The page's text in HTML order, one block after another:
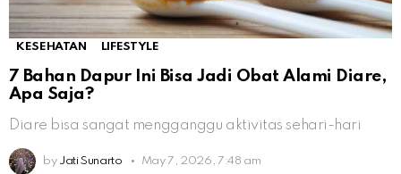
KESEHATAN LIFESTYLE
7 Bahan Dapur Ini Bisa Jadi Obat Alami Diare,
Apa Saja?
Diare bisa sangat mengganggu aktivitas sehari-hari
by Jati Sunarto May 7, 2026, 7:48 am